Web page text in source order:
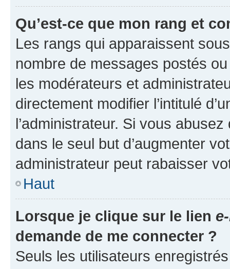
Qu’est-ce que mon rang et
Les rangs qui apparaissent
nombre de messages postés
les modérateurs et
directement modifier l’intitulé
l’administrateur. Si vous
dans le seul but d’augmenter
administrateur peut rabaisser
Haut
Lorsque je clique sur le lien
demande de me connecter ?
Seuls les utilisateurs